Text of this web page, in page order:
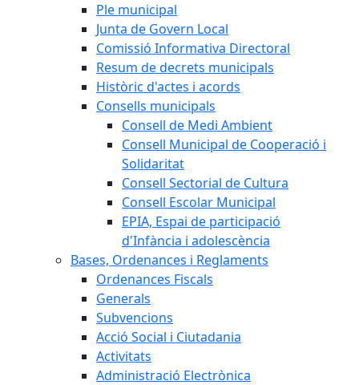
Ple municipal
Junta de Govern Local
Comissió Informativa Directoral
Resum de decrets municipals
Històric d'actes i acords
Consells municipals
Consell de Medi Ambient
Consell Municipal de Cooperació i
Solidaritat
Consell Sectorial de Cultura
Consell Escolar Municipal
EPIA, Espai de participació
d'Infància i adolescència
Bases, Ordenances i Reglaments
Ordenances Fiscals
Generals
Subvencions
Acció Social i Ciutadania
Activitats
Administració Electrònica